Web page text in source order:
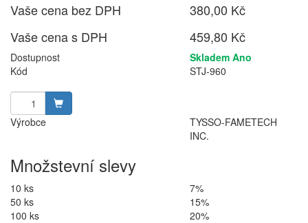
Vaše cena bez DPH
380,00 Kč
Vaše cena s DPH
459,80 Kč
Dostupnost
Skladem Ano
Kód
STJ-960
Výrobce
TYSSO-FAMETECH
INC.
Množstevní slevy
10 ks
7%
50 ks
15%
100 ks
20%